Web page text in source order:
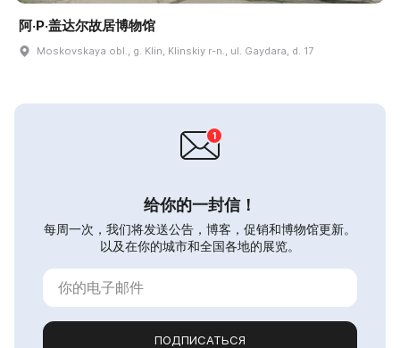
阿·P·盖达尔故居博物馆
Moskovskaya obl., g. Klin, Klinskiy r-n., ul. Gaydara, d. 17
给你的一封信！
每周一次，我们将发送公告，博客，促销和博物馆更新。
以及在你的城市和全国各地的展览。
ПОДПИСАТЬСЯ